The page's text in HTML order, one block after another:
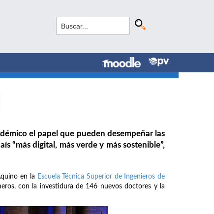
el papel que pueden desempeñar las
“más digital, más verde y más sostenible”,
en la Escuela Técnica Superior de Ingenieros de
con la investidura de 146 nuevos doctores y la